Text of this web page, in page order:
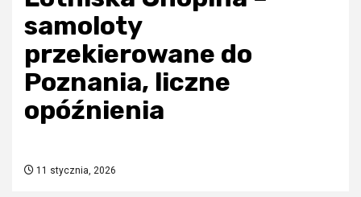
samoloty
przekierowane do
Poznania, liczne
opóźnienia
11 stycznia, 2026